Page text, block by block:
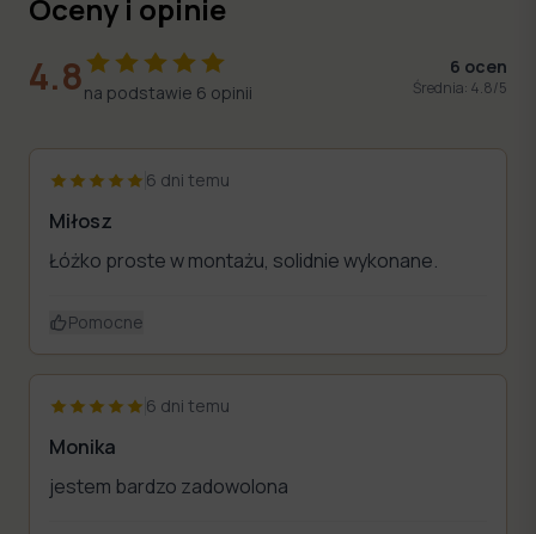
Oceny i opinie
4.8na podstawie 6 opinii
6 ocen
Średnia: 4.8/5
6 dni temu
Miłosz
Łóżko proste w montażu, solidnie wykonane.
Pomocne
6 dni temu
Monika
jestem bardzo zadowolona